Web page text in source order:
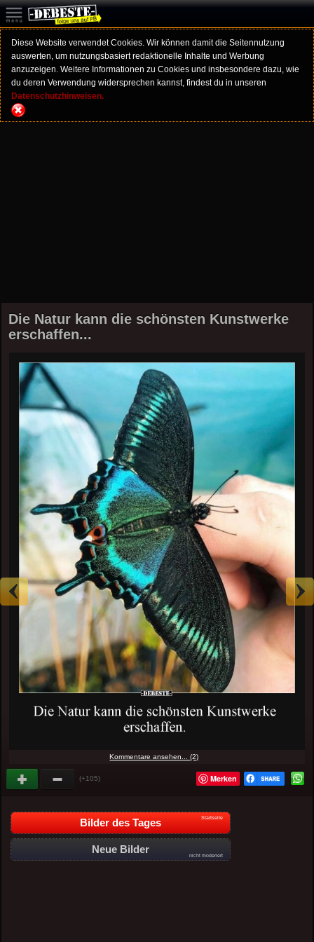
Diese Website verwendet Cookies. Wir können damit die Seitennutzung
auswerten, um nutzungsbasiert redaktionelle Inhalte und Werbung
anzuzeigen. Weitere Informationen zu Cookies und insbesondere dazu, wie
du deren Verwendung widersprechen kannst, findest du in unseren
Datenschutzhinweisen.
Die Natur kann die schönsten Kunstwerke
erschaffen...
Kommentare ansehen... (2)
(+105) Merken
Bilder des Tages Startseite
Neue Bilder
nicht moderiert